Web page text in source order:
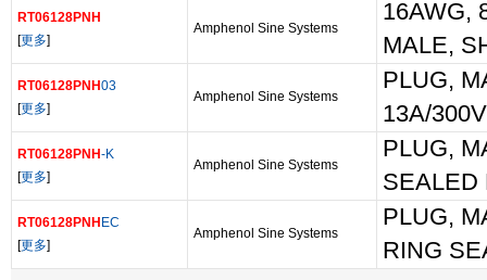
RT06128PNH
[更多]
Amphenol Sine Systems
16AWG,
MALE,
RT06128PNH03
[更多]
Amphenol Sine Systems
PLUG,
13A/
RT06128PNH-K
[更多]
Amphenol Sine Systems
PLUG,
SEALED
RT06128PNH EC
[更多]
Amphenol Sine Systems
PLUG,
RING